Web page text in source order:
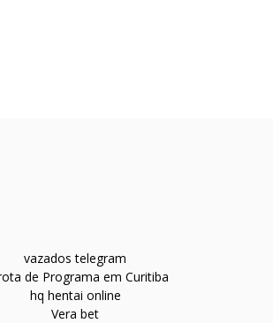
vazados telegram
de Programa em Curitiba
hq hentai online
Vera bet